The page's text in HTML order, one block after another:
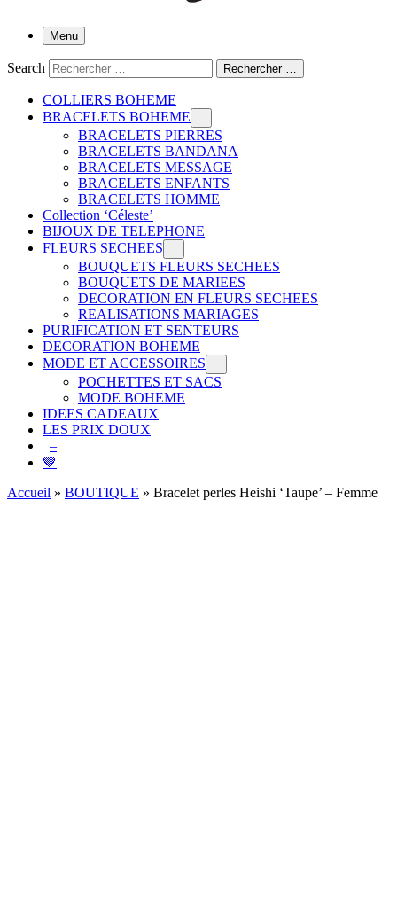
Menu
Search Rechercher …
COLLIERS BOHEME
BRACELETS BOHEME
BRACELETS PIERRES
BRACELETS BANDANA
BRACELETS MESSAGE
BRACELETS ENFANTS
BRACELETS HOMME
Collection ‘Céleste’
BIJOUX DE TELEPHONE
FLEURS SECHEES
BOUQUETS FLEURS SECHEES
BOUQUETS DE MARIEES
DECORATION EN FLEURS SECHEES
REALISATIONS MARIAGES
PURIFICATION ET SENTEURS
DECORATION BOHEME
MODE ET ACCESSOIRES
POCHETTES ET SACS
MODE BOHEME
IDEES CADEAUX
LES PRIX DOUX
–
🤎
Accueil » BOUTIQUE » Bracelet perles Heishi ‘Taupe’ – Femme